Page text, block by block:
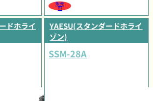
販売
可
ドホライ
YAESU(スタンダードホライ
ゾン)
SSM-28A